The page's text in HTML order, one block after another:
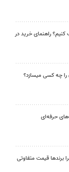
کنیم؟ راهنمای خرید در
را چه کسی میسازد؟
حرفه‌ای
برندها قیمت متفاوتی